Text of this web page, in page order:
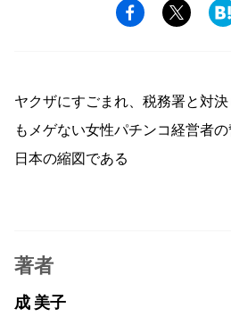
ヤクザにすごまれ、税務署と対
もメゲない女性パチンコ経営者
日本の縮図である
著者
成 美子